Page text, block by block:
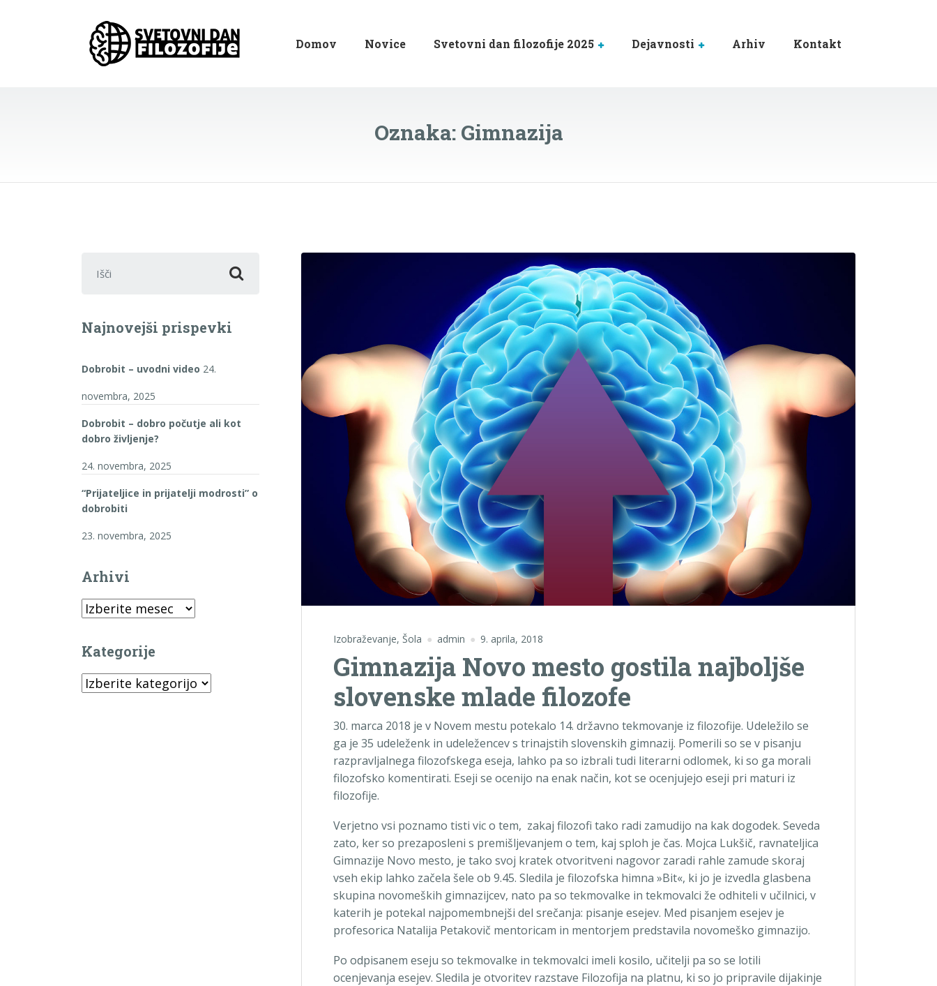
Domov Novice Svetovni dan filozofije 2025 Dejavnosti Arhiv Kontakt
Oznaka: Gimnazija
Izobraževanje, Šola admin 9. aprila, 2018
Gimnazija Novo mesto gostila najboljše
slovenske mlade filozofe
30. marca 2018 je v Novem mestu potekalo 14. državno tekmovanje iz filozofije. Udeležilo se
ga je 35 udeleženk in udeležencev s trinajstih slovenskih gimnazij. Pomerili so se v pisanju
razpravljalnega filozofskega eseja, lahko pa so izbrali tudi literarni odlomek, ki so ga morali
filozofsko komentirati. Eseji se ocenijo na enak način, kot se ocenjujejo eseji pri maturi iz
filozofije.
Verjetno vsi poznamo tisti vic o tem, zakaj filozofi tako radi zamudijo na kak dogodek. Seveda
zato, ker so prezaposleni s premišljevanjem o tem, kaj sploh je čas. Mojca Lukšič, ravnateljica
Gimnazije Novo mesto, je tako svoj kratek otvoritveni nagovor zaradi rahle zamude skoraj
vseh ekip lahko začela šele ob 9.45. Sledila je filozofska himna »Bit«, ki jo je izvedla glasbena
skupina novomeških gimnazijcev, nato pa so tekmovalke in tekmovalci že odhiteli v učilnici, v
katerih je potekal najpomembnejši del srečanja: pisanje esejev. Med pisanjem esejev je
profesorica Natalija Petakovič mentoricam in mentorjem predstavila novomeško gimnazijo.
Po odpisanem eseju so tekmovalke in tekmovalci imeli kosilo, učitelji pa so se lotili
ocenjevanja esejev. Sledila je otvoritev razstave Filozofija na platnu, ki so jo pripravile dijakinje
Najnovejši prispevki
Dobrobit – uvodni video 24.
novembra, 2025
Dobrobit – dobro počutje ali kot
dobro življenje?
24. novembra, 2025
“Prijateljice in prijatelji modrosti” o
dobrobiti
23. novembra, 2025
Arhivi
Arhivi
Kategorije
Kategorije